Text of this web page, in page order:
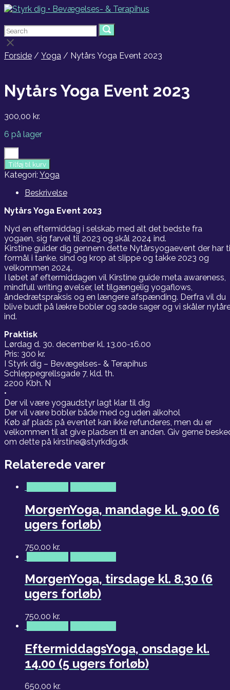
Skip
content
Menu
Search
for:
Search
for:
Search
Close
search
bar
Forside / Yoga / Nytårs Yoga Event 2023
Nytårs Yoga Event 2023
300,00 kr.
6 på lager
Nytårs
Yoga
Event
2023
antal
Tilføj til kurv
Kategori: Yoga
Beskrivelse
Nytårs Yoga Event 2023
Nyd en eftermiddag i selskab med alt det bedste fra
yogaen, sig farvel til 2023 og skål 2024 ind.
Kirstine guider dig gennem dette Nytårsyogaevent der har
formål i tanke, sind og krop at slippe og takke 2023 og
velkommen 2024.
I løbet af eftermiddagen vil Kirstine guide meta awareness,
mindfull writing øvelser, let tilgængelig yogaflows,
åndedrætspraksis og en længere afspænding. Derfra vil du
blive budt på lækre bobler og søde sager og vi skåler
ind.
Praktisk
Lørdag d. 30. december kl. 13.00-16.00
Pris: 300 kr.
I Styrk dig – Bevægelses- & Terapihus
Schleppegrellsgade 7, kld. th.
2200 Kbh. N
•
Der vil være yogaudstyr lagt klar til dig
Der vil være bobler både med og uden alkohol
Køb af plads på eventet kan ikke refunderes, men du er
velkommen til at give pladsen til en anden. Giv gerne
om dette på kirstine@styrkdig.dk
Relaterede varer
MorgenYoga, mandage kl. 9.00 (6
ugers forløb)
750,00 kr.
MorgenYoga, tirsdage kl. 8.30 (6
ugers forløb)
750,00 kr.
EftermiddagsYoga, onsdage kl.
14.00 (5 ugers forløb)
650,00 kr.